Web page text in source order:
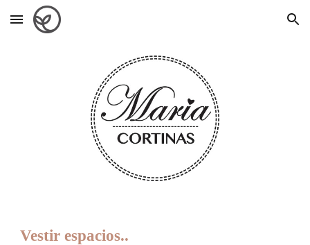
Skip to main content Skip to navigation
Vestir espacios..